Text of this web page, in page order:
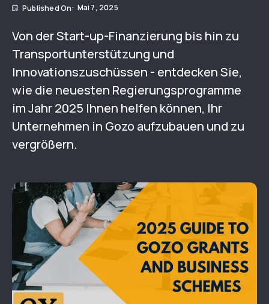
Mai 7, 2025
Von der Start-up-Finanzierung bis hin zu
Transportunterstützung und
Innovationszuschüssen - entdecken Sie,
wie die neuesten Regierungsprogramme
im Jahr 2025 Ihnen helfen können, Ihr
Unternehmen in Gozo aufzubauen und zu
vergrößern.